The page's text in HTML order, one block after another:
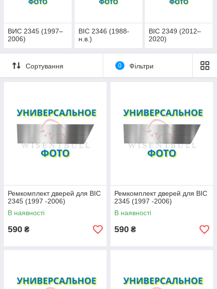
ВИС 2345 (1997–
2006)
ВІС 2346 (1988-
н.в.)
ВІС 2349 (2012–
2020)
Сортування 0 Фільтри
Ремкомплект дверей для ВІС
2345 (1997 -2006)
В наявності
590 ₴
Ремкомплект дверей для ВІС
2345 (1997 -2006)
В наявності
590 ₴